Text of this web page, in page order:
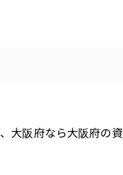
大阪府なら大阪府の資